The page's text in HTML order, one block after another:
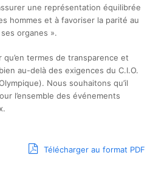
une représentation équilibrée
hommes et à favoriser la parité au
organes ».
termes de transparence et
au-delà des exigences du C.I.O.
Nous souhaitons qu’il
l’ensemble des événements
Télécharger au format PDF